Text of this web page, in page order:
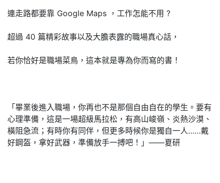
連走路都要靠 Google Maps ，工作怎能不用 ?
超過 40 篇精彩故事以及大膽表露的職場真心話，
若你恰好是職場菜鳥，這本就是專為你而寫的書！
「畢業後進入職場，你再也不是那個自由自在的學生。要有
心理準備，這是一場超級馬拉松，有高山峻嶺、炎熱沙漠、
橫阻急流；有時你有同伴，但更多時候你是獨自一人……戴
好鋼盔，拿好武器，準備放手一搏吧！」——夏研